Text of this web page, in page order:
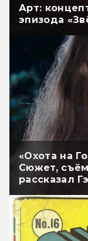
Арт:
эпизода
«Охота на
Сюжет,
рассказал